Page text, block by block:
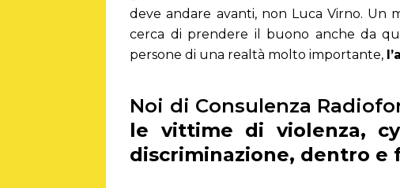
deve andare avanti, non Luca Virno. Un
cerca di prendere il buono anche da
persone di una realtà molto importante,
Noi di Consulenza
le vittime di violenza,
discriminazione, dentro e